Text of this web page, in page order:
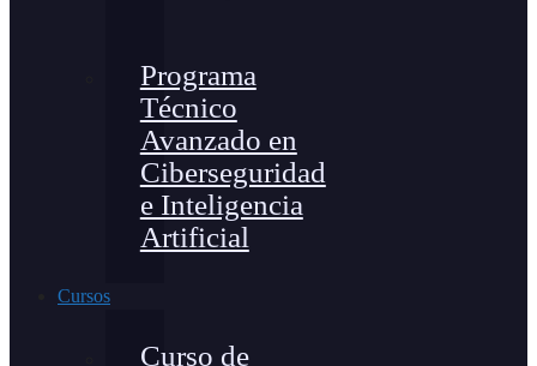
Programa
Técnico
Avanzado en
Ciberseguridad
e Inteligencia
Artificial
Cursos
Curso de